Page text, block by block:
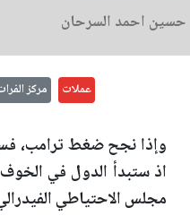
حسين احمد السرحان
عملات مركز
وإذا نجح ضغط ترامب،
اذ ستبدأ الدول في
مجلس الاحتياطي